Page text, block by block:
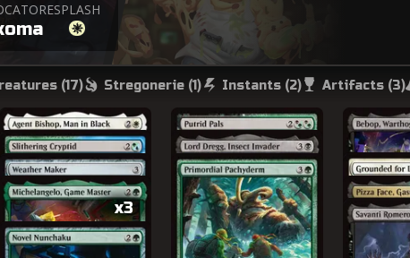
SPLASH
(17) Stregonerie (1) Instants (2) Artifacts (3)
x3